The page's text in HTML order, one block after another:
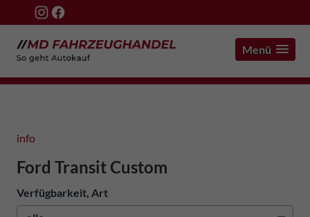
Menü
info
Ford Transit Custom
Verfügbarkeit, Art